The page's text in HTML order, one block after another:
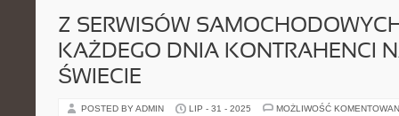
Z SERWISÓW
KAŻDEGO DNIA KONTRAHENCI
ŚWIECIE
POSTED BY ADMIN LIP - 31 - 2025 MOŻLIWOŚĆ